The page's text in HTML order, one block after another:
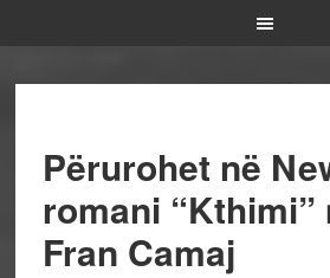
Përurohet në
romani “Kthimi”
Fran Camaj